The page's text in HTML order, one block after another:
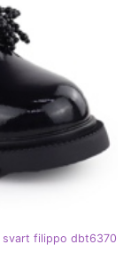
svart filippo dbt6370